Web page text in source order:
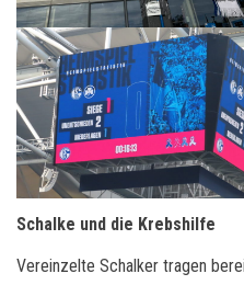
Schalke und die Krebshilfe
Vereinzelte Schalker tragen